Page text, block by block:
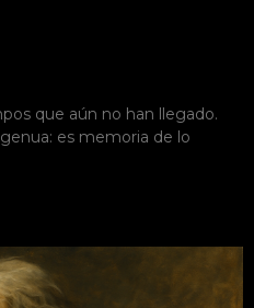
que aún no han llegado.
es memoria de lo